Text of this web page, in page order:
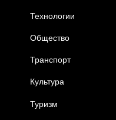
Технологии
Общество
Транспорт
Культура
Туризм